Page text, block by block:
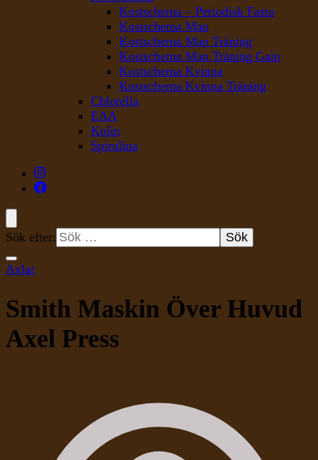
Kostschema – Periodisk Fasta
Kostschema Man
Kostschema Man Träning
Kostschema Man Träning Gain
Kostschema Kvinna
Kostschema Kvinna Träning
Chlorella
EAA
Kolin
Spirulina
Sök efter:
Axlar
Smith Maskin Över Huvud
Axel Press